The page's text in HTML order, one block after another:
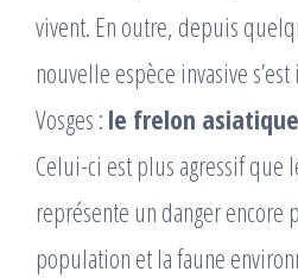
vivent. En outre, depuis
nouvelle espèce invasive
Vosges : le frelon asiatique
Celui-ci est plus agressif que
représente un danger encore
population et la faune